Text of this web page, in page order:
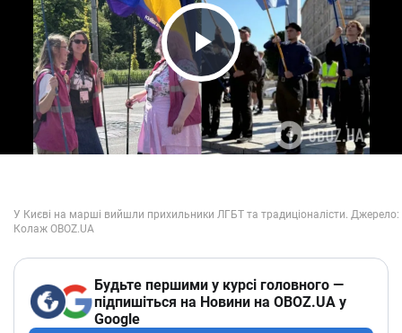
Play Video
Будьте першими у курсі головного —
підпишіться на Новини на OBOZ.UA у
Google